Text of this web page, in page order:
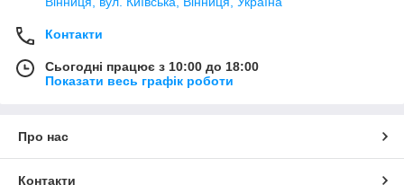
Контакти
Сьогодні працює з 10:00 до 18:00
Показати весь графік роботи
Про нас
Контакти